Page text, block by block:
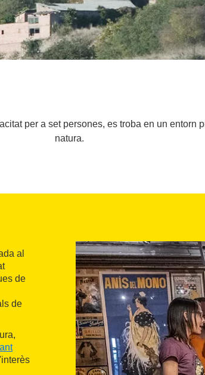
per a set persones, es troba en un entorn
natura.
al
de
de